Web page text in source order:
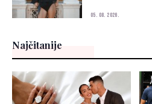
05. 08. 2026.
Najčitanije